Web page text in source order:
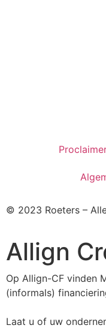
© 2023 Roeters –
Allign
Op Allign-CF vinden
(informals)
Laat u of uw